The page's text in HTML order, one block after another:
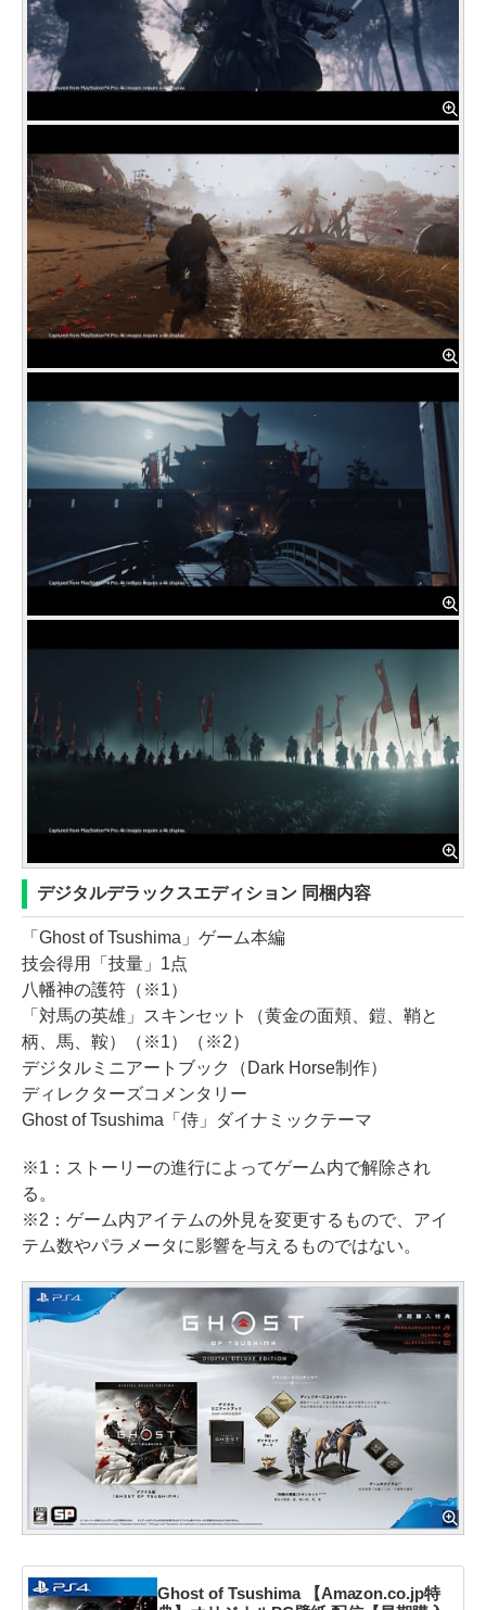
デジタルデラックスエディション 同梱内容
「Ghost of Tsushima」ゲーム本編
技会得用「技量」1点
八幡神の護符（※1）
「対馬の英雄」スキンセット（黄金の面頬、鎧、鞘と
柄、馬、鞍）（※1）（※2）
デジタルミニアートブック（Dark Horse制作）
ディレクターズコメンタリー
Ghost of Tsushima「侍」ダイナミックテーマ
※1：ストーリーの進行によってゲーム内で解除され
る。
※2：ゲーム内アイテムの外見を変更するもので、アイ
テム数やパラメータに影響を与えるものではない。
Ghost of Tsushima 【Amazon.co.jp特